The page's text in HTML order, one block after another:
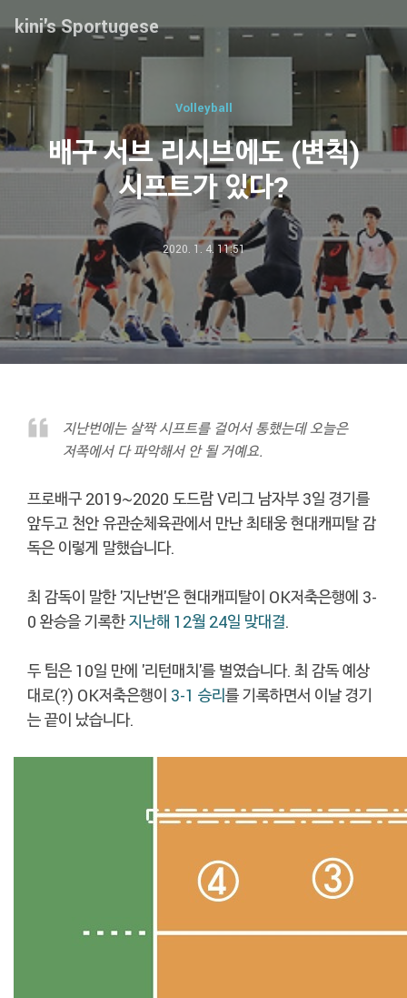
kini's Sportugese
Volleyball
배구 서브 리시브에도 (변칙)
시프트가 있다?
2020. 1. 4. 11:51
지난번에는 살짝 시프트를 걸어서 통했는데 오늘은
저쪽에서 다 파악해서 안 될 거예요.
프로배구 2019~2020 도드람 V리그 남자부 3일 경기를
앞두고 천안 유관순체육관에서 만난 최태웅 현대캐피탈 감
독은 이렇게 말했습니다.
최 감독이 말한 '지난번'은 현대캐피탈이 OK저축은행에 3-
0 완승을 기록한지난해 12월 24일 맞대결.
두 팀은 10일 만에 '리턴매치'를 벌였습니다. 최 감독 예상
대로(?) OK저축은행이 3-1 승리를 기록하면서 이날 경기
는 끝이 났습니다.